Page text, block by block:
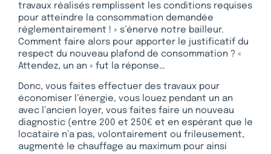
travaux réalisés remplissent les conditions requises
pour atteindre la consommation demandée
réglementairement ! » s’énerve notre bailleur.
Comment faire alors pour apporter le justificatif du
respect du nouveau plafond de consommation ? «
Attendez, un an » fut la réponse…
Donc, vous faites effectuer des travaux pour
économiser l’énergie, vous louez pendant un an
avec l’ancien loyer, vous faites faire un nouveau
diagnostic (entre 200 et 250€ et en espérant que le
locataire n’a pas, volontairement ou frileusement,
augmenté le chauffage au maximum pour ainsi